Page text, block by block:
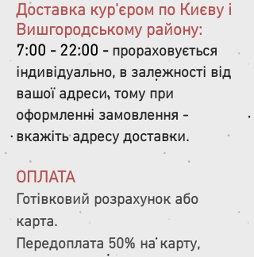
Доставка кур'єром по Києву і
Вишгородському району:
7:00 - 22:00 - прораховується
індивідуально, в залежності від
вашої адреси, тому при
оформленні замовлення -
вкажіть адресу доставки.
ОПЛАТА
Готівковий розрахунок або
карта.
Передоплата 50% на карту,